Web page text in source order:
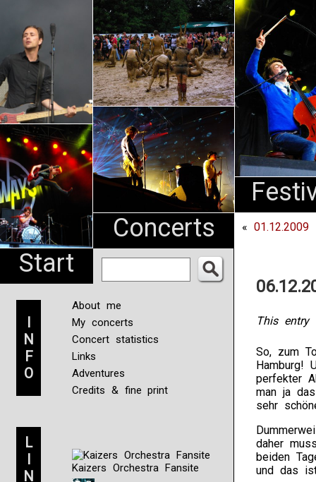
Start
Concerts
Pharma
I
N
F
O
About me
My concerts
Concert statistics
Links
Adventures
Credits & fine print
L
I
N
Kaizers Orchestra Fansite
« 01.12.2009
This entry
So, zum
Hamburg!
perfekter
man ja
sehr
daher
beiden
und das